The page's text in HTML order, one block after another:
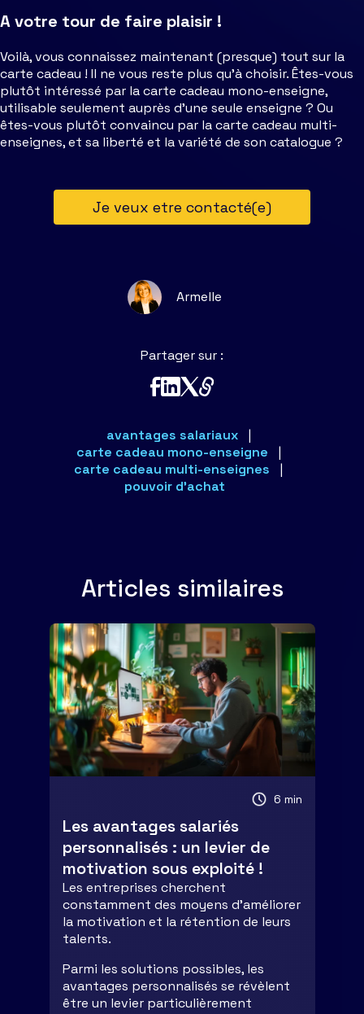
A votre tour de faire plaisir !
Voilà, vous connaissez maintenant (presque) tout sur la
carte cadeau ! Il ne vous reste plus qu’à choisir.Êtes-vous
plutôt intéressé par la carte cadeau mono-enseigne,
utilisable seulement auprès d’une seule enseigne ? Ou
êtes-vous plutôt convaincu par la carte cadeau multi-
enseignes, et sa liberté et la variété de son catalogue ?
Je veux etre contacté(e)
Armelle
Partagersur :
avantages salariaux
carte cadeau mono-enseigne
carte cadeau multi-enseignes
pouvoir d'achat
Articles similaires
6 min
Les avantages salariés
personnalisés : un levier de
motivation sous exploité !
Les entreprises cherchent
constamment des moyens d'améliorer
la motivation et la rétention de leurs
talents.
Parmi les solutions possibles, les
avantages personnalisés se révèlent
être un levier particulièrement